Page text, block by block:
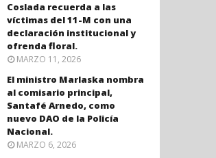
Coslada recuerda a las
víctimas del 11-M con una
declaración institucional y
ofrenda floral.
MARZO 11, 2026
El ministro Marlaska nombra
al comisario principal,
Santafé Arnedo, como
nuevo DAO de la Policía
Nacional.
MARZO 6, 2026